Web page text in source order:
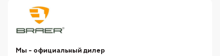
Мы - официальный дилер